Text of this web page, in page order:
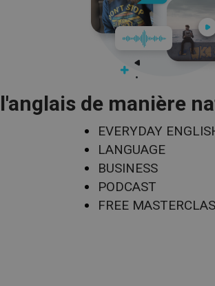
l'anglais de manière
EVERYDAY
LANGUAGE
BUSINESS
PODCAST
FREE